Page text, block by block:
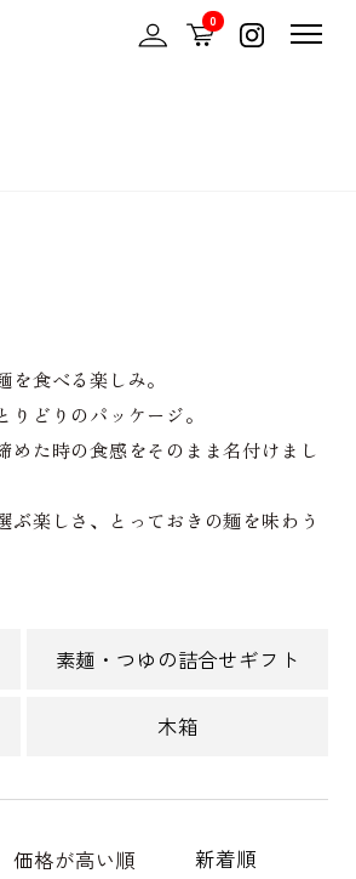
0
食べる楽しみ。
りどりのパッケージ。
めた時の食感をそのまま名付けまし
ぶ楽しさ、とっておきの麺を味わう
素麺・つゆの詰合せギフト
木箱
価格が高い順 新着順